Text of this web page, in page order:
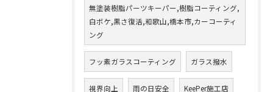
無塗装樹脂パーツキーパー,樹脂コーティング,
白ボケ,黒さ復活,和歌山,橋本市,カーコーティ
ング
フッ素ガラスコーティング ガラス撥水
視界向上 雨の日安全 KeePer施工店